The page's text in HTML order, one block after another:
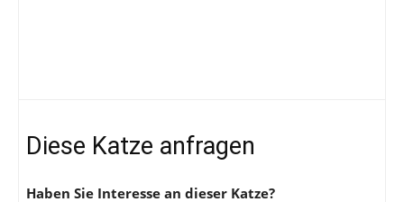
Diese Katze anfragen
Haben Sie Interesse an dieser Katze?